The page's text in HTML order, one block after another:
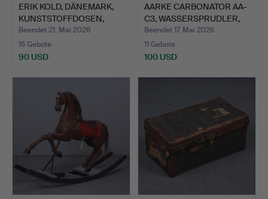
ERIK KOLD, DÄNEMARK,
KUNSTSTOFFDOSEN,
PAAR…
Beendet 21. Mai 2026
15 Gebote
90 USD
AARKE CARBONATOR AA-
C3, WASSERSPRUDLER,
ZE…
Beendet 17. Mai 2026
11 Gebote
100 USD